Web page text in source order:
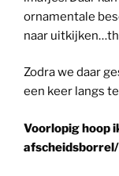
ornamentale
naar
Zodra we daar
een keer langs
Voorlopig hoop